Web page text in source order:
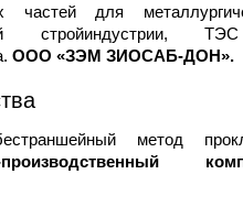
частей для
стройиндустрии,
ООО «ЗЭМ ЗИОСАБ-ДОН».
метод
производственный